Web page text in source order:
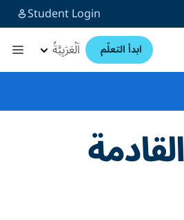
Student Login
ابدأ التعلّم اَلْعَرَبِيَّةُ